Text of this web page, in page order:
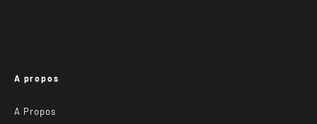
A propos
A Propos